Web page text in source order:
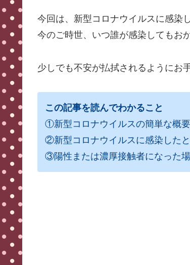
今回は、新型コロナウイルスに感染
今のご時世、いつ誰が感染してもお
少しでも不安が払拭されるようにお
この記事を読んでわかること
①新型コロナウイルスの簡単な概要
②新型コロナウイルスに感染した
③陽性または濃厚接触者になった